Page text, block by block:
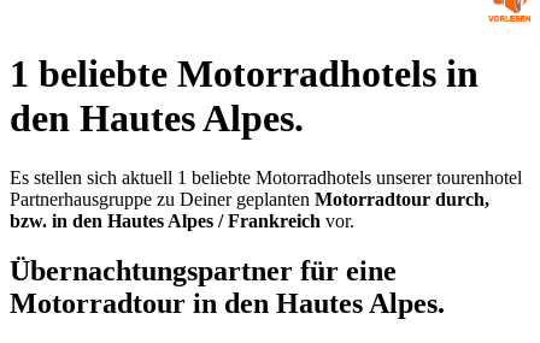
1 beliebte Motorradhotels in
den Hautes Alpes.
Es stellen sich aktuell 1 beliebte Motorradhotels unserer tourenhotel
Partnerhausgruppe zu Deiner geplanten Motorradtour durch,
bzw. in den Hautes Alpes / Frankreich vor.
Übernachtungspartner für eine
Motorradtour in den Hautes Alpes.